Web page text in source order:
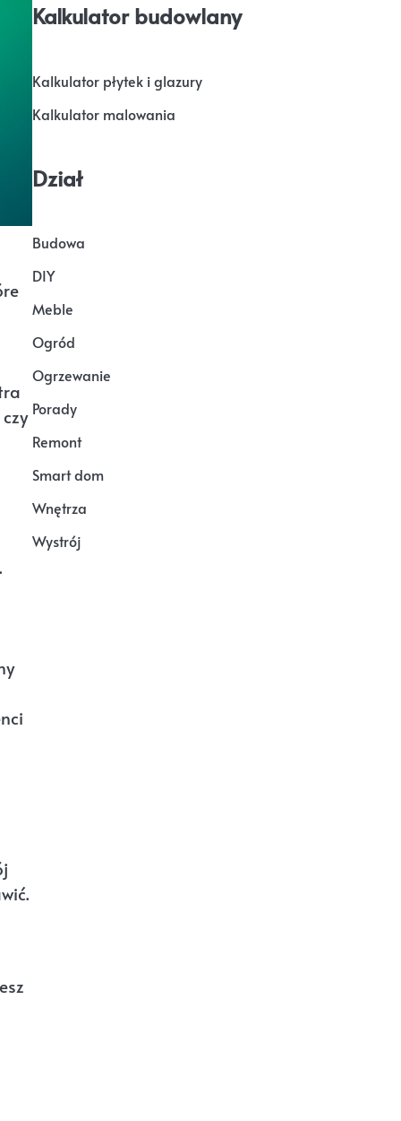
Kalkulator budowlany
Kalkulator płytek i glazury
Kalkulator malowania
Dział
Budowa
DIY
Meble
Ogród
Ogrzewanie
Porady
Remont
Smart dom
Wnętrza
Wystrój